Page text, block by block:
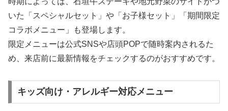
いた「スペシャルセット」や「お子様セット」「期間限定
コラボメニュー」も登場します。
限定メニューは公式SNSや店頭POPで随時案内されるた
め、来店前に最新情報をチェックするのがおすすめです。
キッズ向け・アレルギー対応メニュー